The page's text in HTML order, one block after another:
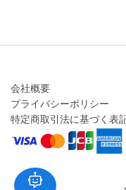
会社概要
プライバシーポリシー
特定商取引法に基づく表